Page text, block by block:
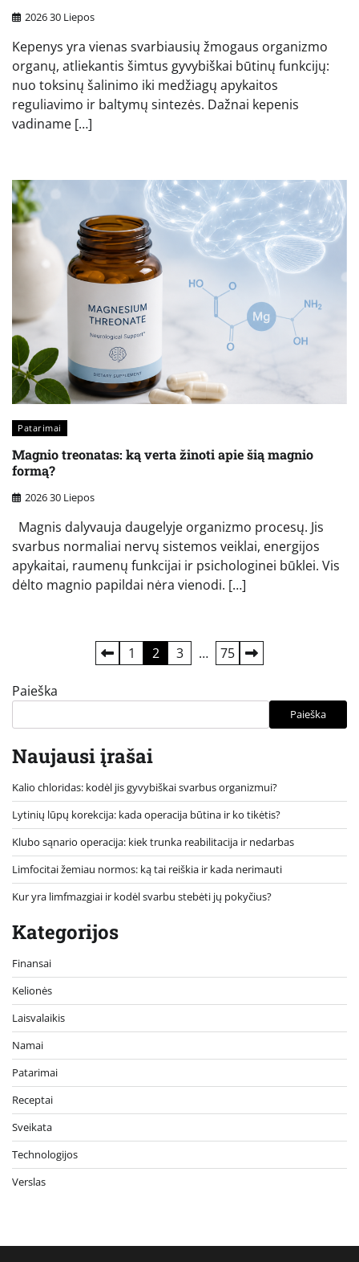
2026 30 Liepos
Kepenys yra vienas svarbiausių žmogaus organizmo
organų, atliekantis šimtus gyvybiškai būtinų funkcijų:
nuo toksinų šalinimo iki medžiagų apykaitos
reguliavimo ir baltymų sintezės. Dažnai kepenis
vadiname […]
Patarimai
Magnio treonatas: ką verta žinoti apie šią magnio
formą?
2026 30 Liepos
Magnis dalyvauja daugelyje organizmo procesų. Jis
svarbus normaliai nervų sistemos veiklai, energijos
apykaitai, raumenų funkcijai ir psichologinei būklei. Vis
dėlto magnio papildai nėra vienodi. […]
puslapiavimas
1 2 3 … 75
Paieška
Paieška
Naujausi įrašai
Kalio chloridas: kodėl jis gyvybiškai svarbus organizmui?
Lytinių lūpų korekcija: kada operacija būtina ir ko tikėtis?
Klubo sąnario operacija: kiek trunka reabilitacija ir nedarbas
Limfocitai žemiau normos: ką tai reiškia ir kada nerimauti
Kur yra limfmazgiai ir kodėl svarbu stebėti jų pokyčius?
Kategorijos
Finansai
Kelionės
Laisvalaikis
Namai
Patarimai
Receptai
Sveikata
Technologijos
Verslas